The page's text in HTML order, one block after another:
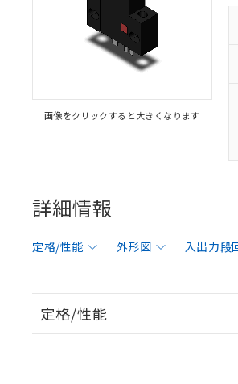
画像をクリックすると大きくなります
詳細情報
定格/性能 外形図 入出力段
定格/性能